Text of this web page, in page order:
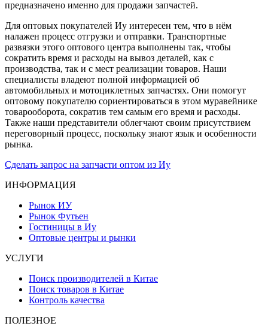
предназначено именно для продажи запчастей.
Для оптовых покупателей Иу интересен тем, что в нём
налажен процесс отгрузки и отправки. Транспортные
развязки этого оптового центра выполнены так, чтобы
сократить время и расходы на вывоз деталей, как с
производства, так и с мест реализации товаров. Наши
специалисты владеют полной информацией об
автомобильных и мотоциклетных запчастях. Они помогут
оптовому покупателю сориентироваться в этом муравейнике
товарооборота, сократив тем самым его время и расходы.
Также наши представители облегчают своим присутствием
переговорный процесс, поскольку знают язык и особенности
рынка.
Сделать запрос на запчасти оптом из Иу
ИНФОРМАЦИЯ
Рынок ИУ
Рынок Футьен
Гостиницы в Иу
Оптовые центры и рынки
УСЛУГИ
Поиск производителей в Китае
Поиск товаров в Китае
Контроль качества
ПОЛЕЗНОЕ